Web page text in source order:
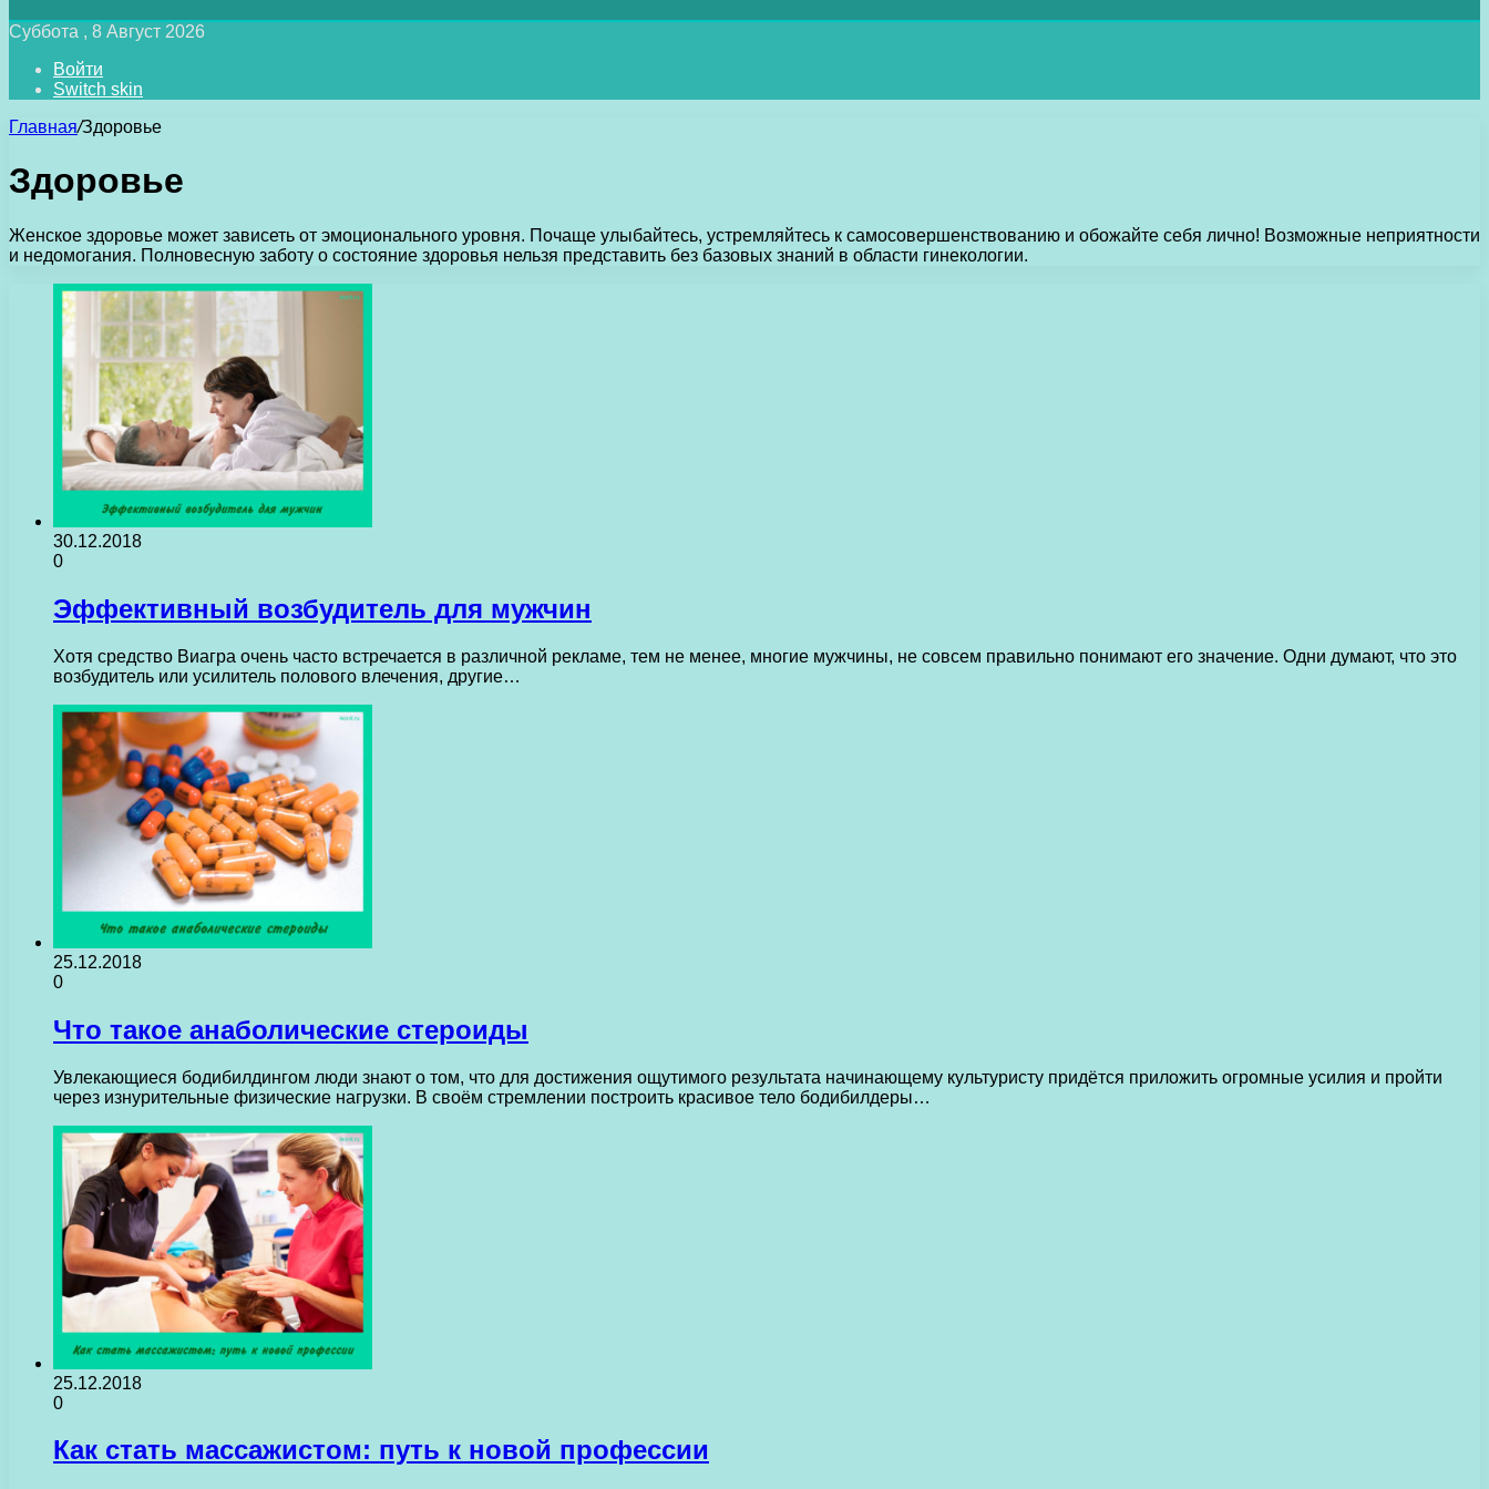
Суббота , 8 Август 2026
Войти
Switch skin
Главная/Здоровье
Здоровье
Женское здоровье может зависеть от эмоционального уровня. Почаще улыбайтесь, устремляйтесь к самосовершенствованию и обожайте себя лично! Возможные неприятности
и недомогания. Полновесную заботу о состояние здоровья нельзя представить без базовых знаний в области гинекологии.
30.12.2018
0
Эффективный возбудитель для мужчин
Хотя средство Виагра очень часто встречается в различной рекламе, тем не менее, многие мужчины, не совсем правильно понимают его значение. Одни думают, что это
возбудитель или усилитель полового влечения, другие…
25.12.2018
0
Что такое анаболические стероиды
Увлекающиеся бодибилдингом люди знают о том, что для достижения ощутимого результата начинающему культуристу придётся приложить огромные усилия и пройти
через изнурительные физические нагрузки. В своём стремлении построить красивое тело бодибилдеры…
25.12.2018
0
Как стать массажистом: путь к новой профессии